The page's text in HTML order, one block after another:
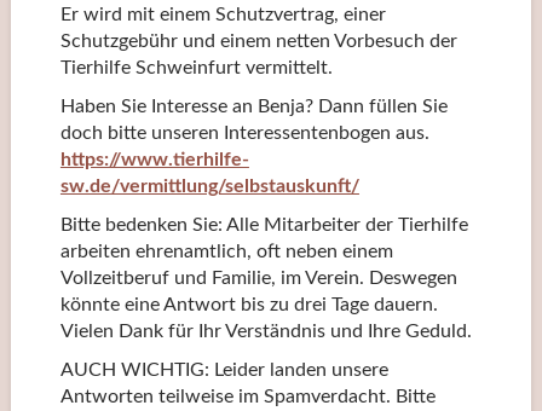
Er wird mit einem Schutzvertrag, einer
Schutzgebühr und einem netten Vorbesuch der
Tierhilfe Schweinfurt vermittelt.
Haben Sie Interesse an Benja? Dann füllen Sie
doch bitte unseren Interessentenbogen aus.
https://www.tierhilfe-
sw.de/vermittlung/selbstauskunft/
Bitte bedenken Sie: Alle Mitarbeiter der Tierhilfe
arbeiten ehrenamtlich, oft neben einem
Vollzeitberuf und Familie, im Verein. Deswegen
könnte eine Antwort bis zu drei Tage dauern.
Vielen Dank für Ihr Verständnis und Ihre Geduld.
AUCH WICHTIG: Leider landen unsere
Antworten teilweise im Spamverdacht. Bitte